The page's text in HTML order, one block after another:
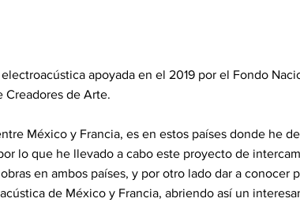
apoyada en el 2019 por el Fondo
Creadores de Arte.
México y Francia, es en estos países donde he
lo que he llevado a cabo este proyecto de
en ambos países, y por otro lado dar a conocer
de México y Francia, abriendo así un